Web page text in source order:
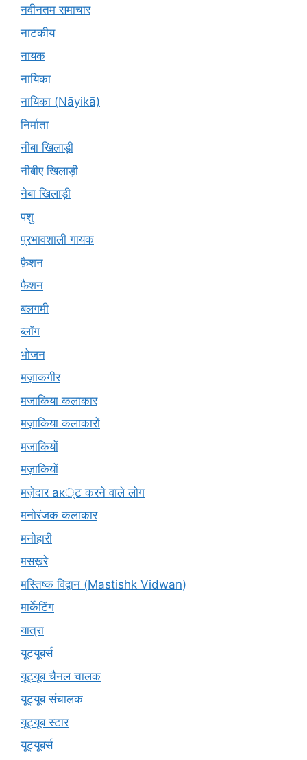
नवीनतम समाचार
नाटकीय
नायक
नायिका
नायिका (Nāyikā)
निर्माता
नीबा खिलाड़ी
नीबीए खिलाड़ी
नेबा खिलाड़ी
पशु
प्रभावशाली गायक
फ़ैशन
फैशन
बलगमी
ब्लॉग
भोजन
मज़ाकगीर
मजाकिया कलाकार
मज़ाकिया कलाकारों
मजाकियों
मज़ाकियों
मज़ेदार ак्ट करने वाले लोग
मनोरंजक कलाकार
मनोहारी
मसख़रे
मस्तिष्क विद्वान (Mastishk Vidwan)
मार्केटिंग
यात्रा
यूटयूबर्स
यूट्यूब चैनल चालक
यूट्यूब संचालक
यूट्यूब स्टार
यूट्‍यूबर्स